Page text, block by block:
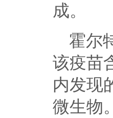
成。
霍尔
该疫苗
内发现
微生物